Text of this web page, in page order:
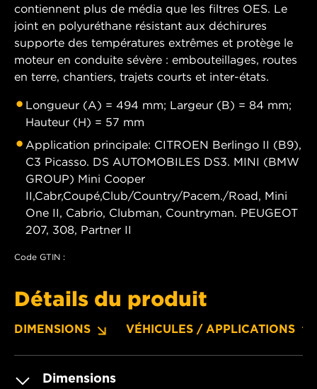
contiennent plus de média que les filtres OES. Le
joint en polyuréthane résistant aux déchirures
supporte des températures extrêmes et protège le
moteur en conduite sévère : embouteillages, routes
en terre, chantiers, trajets courts et inter-états.
Longueur (A) = 494 mm; Largeur (B) = 84 mm;
Hauteur (H) = 57 mm
Application principale: CITROEN Berlingo II (B9),
C3 Picasso. DS AUTOMOBILES DS3. MINI (BMW
GROUP) Mini Cooper
II,Cabr,Coupé,Club/Country/Pacem./Road, Mini
One II, Cabrio, Clubman, Countryman. PEUGEOT
207, 308, Partner II
Code GTIN :
Détails du produit
DIMENSIONS VÉHICULES / APPLICATIONS
Dimensions